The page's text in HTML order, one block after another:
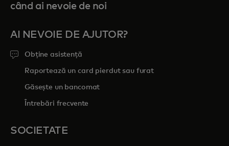
când ai nevoie de noi
AI NEVOIE DE AJUTOR?
Obține asistență
Raportează un card pierdut sau furat
Găsește un bancomat
Întrebări frecvente
SOCIETATE